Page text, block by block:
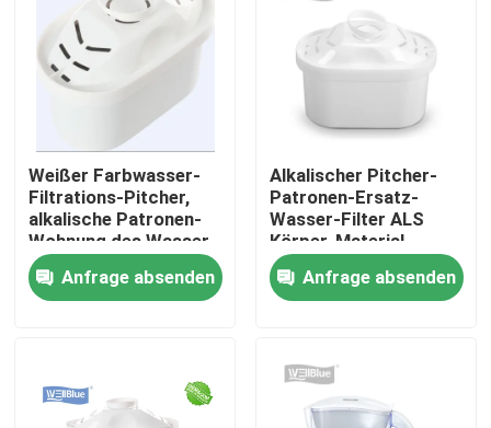
Haus
Über uns
Fabrik-Ausflug
Treten Sie mit uns in Verbindung
Weißer Farbwasser-
Filtrations-Pitcher,
alkalische Patronen-
Wohnung des Wasser-
Pitcher-pp.
Anfrage absenden
Alkalischer Pitcher-
Patronen-Ersatz-
Wasser-Filter ALS
Körper-Material
umweltfreundlich
Anfrage absenden